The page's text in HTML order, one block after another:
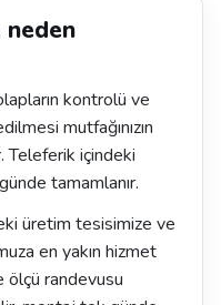
kontrolü ve
mutfağınızın
Teleferik içindeki
tamamlanır.
üretim tesisimize ve
en yakın hizmet
ölçü randevusu